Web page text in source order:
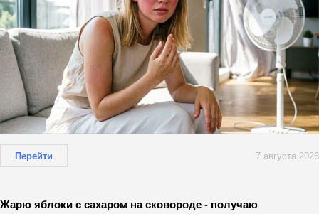
Перейти 7 августа 2026
Жарю яблоки с сахаром на сковороде - получаю